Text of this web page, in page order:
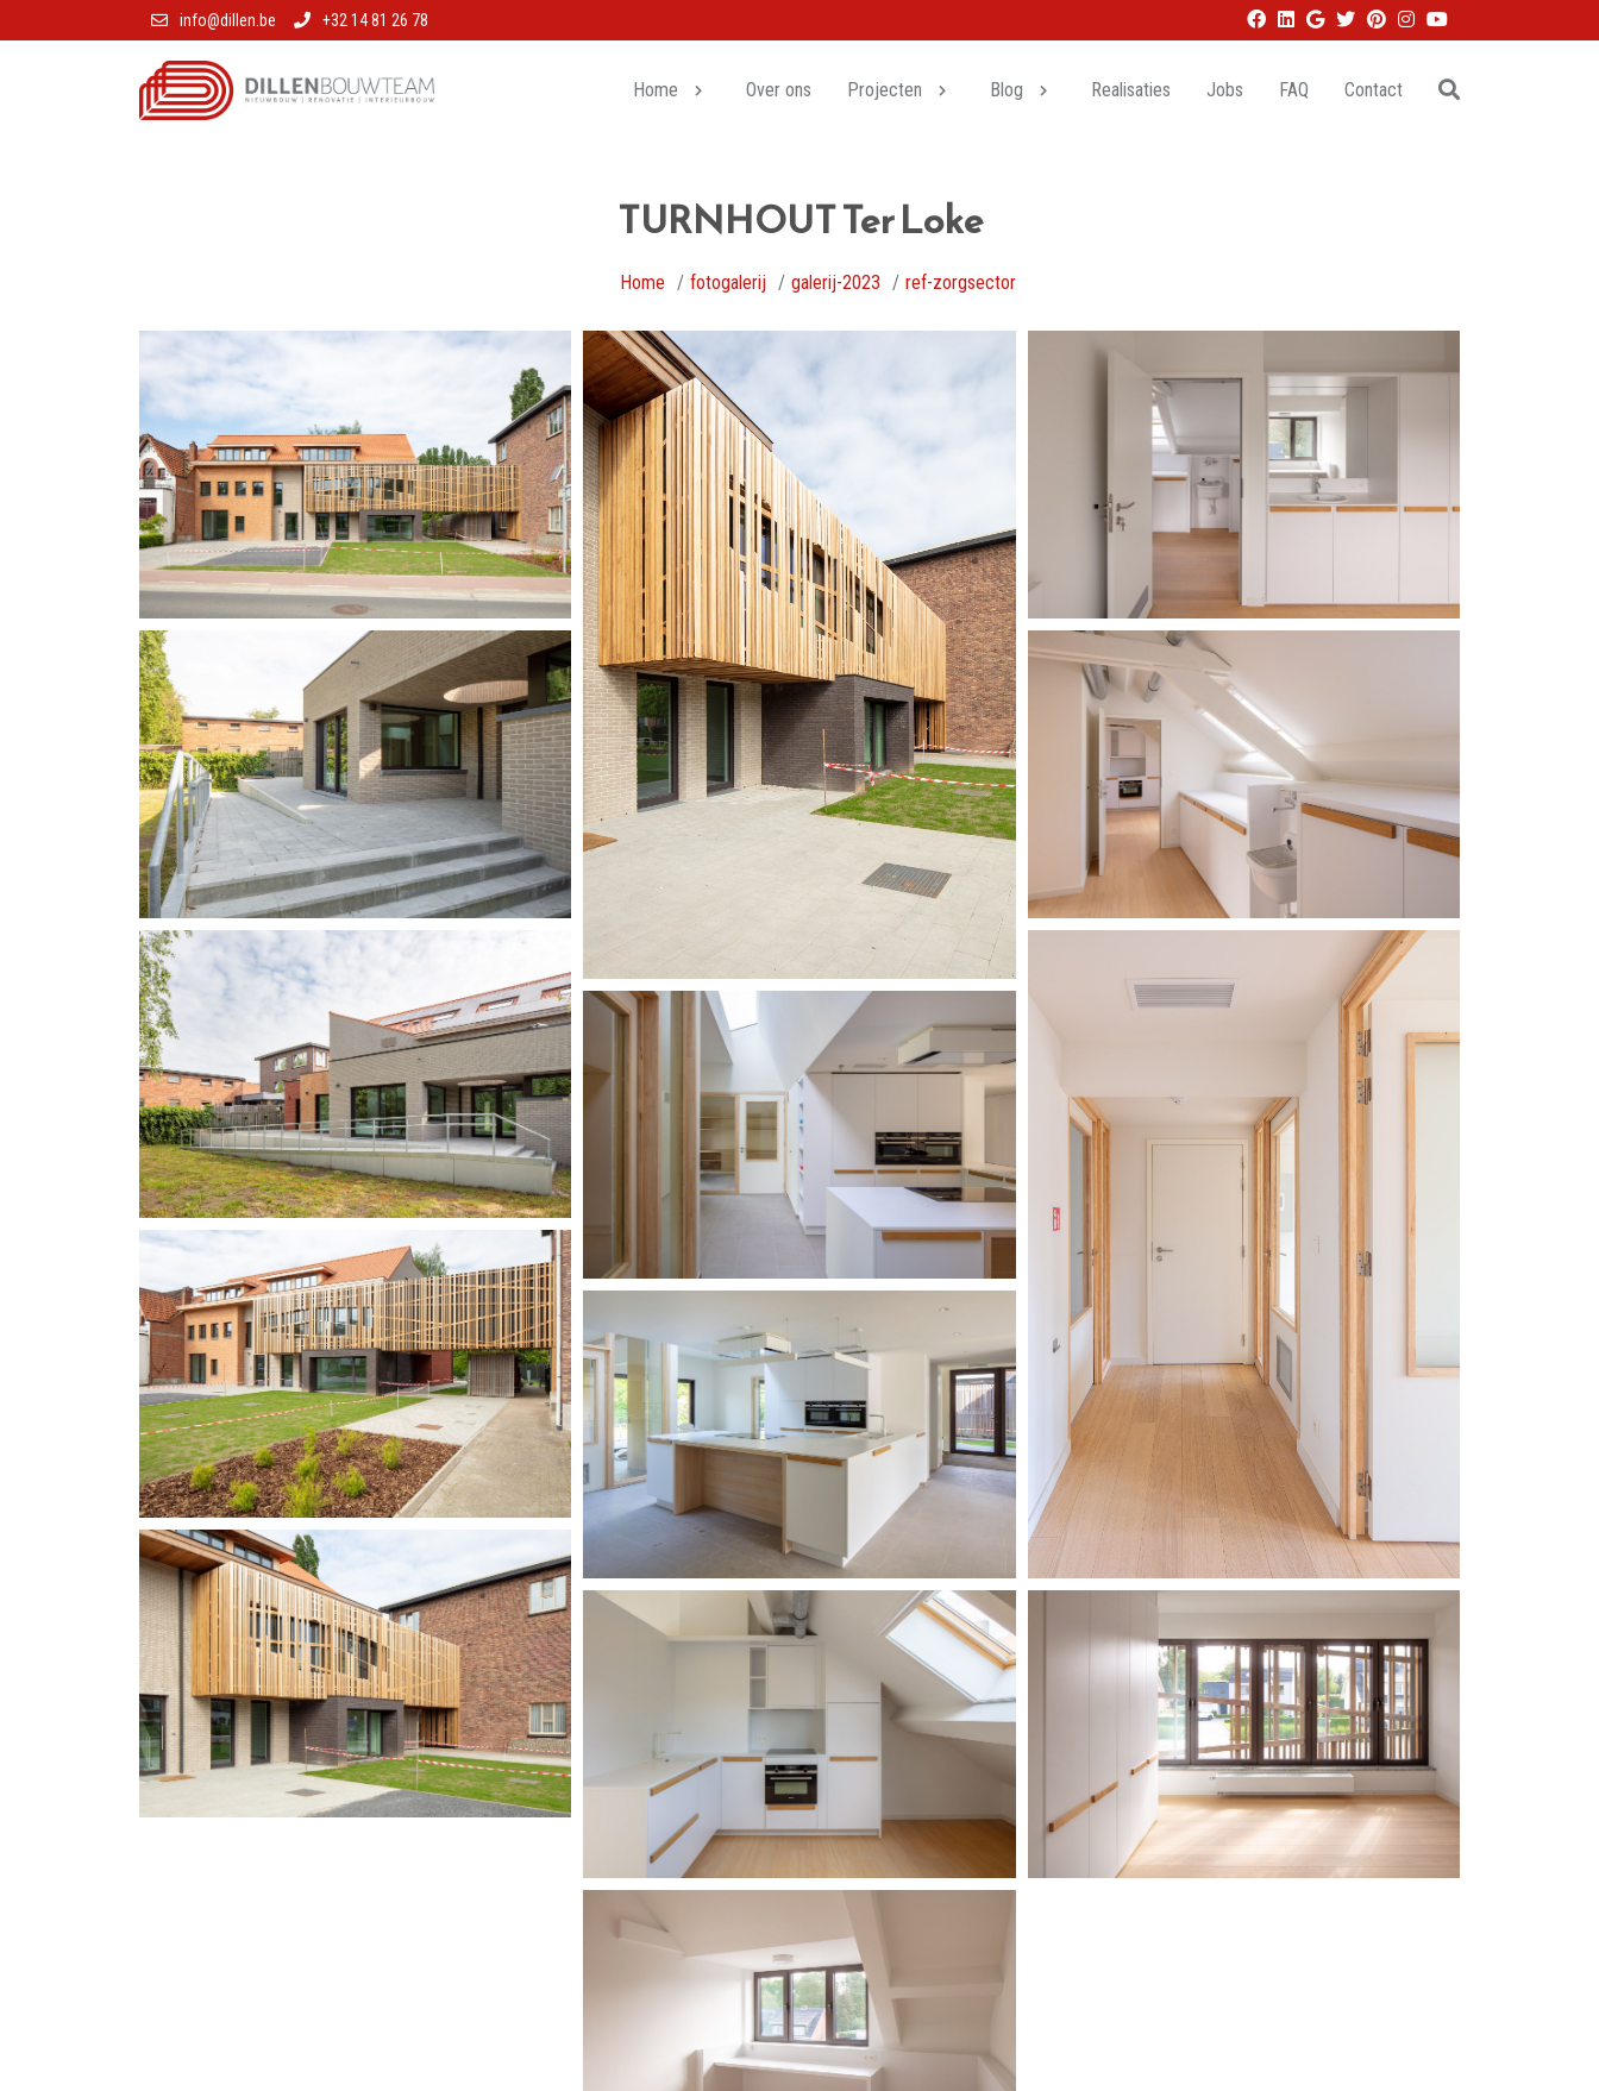
info@dillen.be +32 14 81 26 78
Home Over ons Projecten Blog Realisaties Jobs FAQ Contact
TURNHOUT Ter Loke
Home fotogalerij galerij-2023 ref-zorgsector